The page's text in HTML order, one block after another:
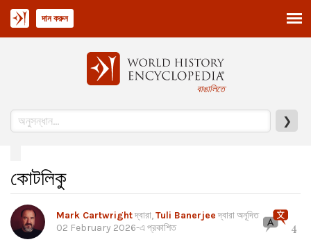
বাঙালিতে
❯
দান করুন
কোটলিকু
Mark Cartwrightদ্বারা,Tuli Banerjeeদ্বারা অনূদিত
02 February 2026-এ প্রকাশিত 4